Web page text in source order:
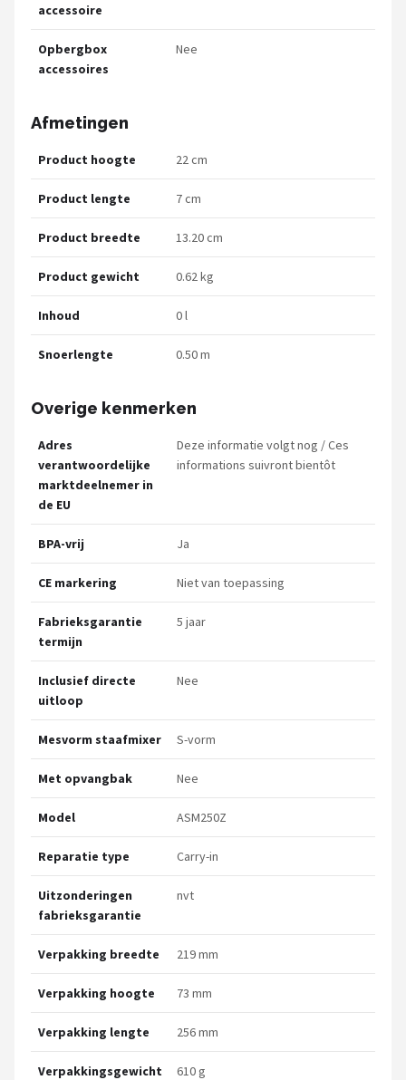
accessoire
Opbergbox
accessoires
Nee
Afmetingen
Product hoogte 22 cm
Product lengte 7 cm
Product breedte 13.20 cm
Product gewicht 0.62 kg
Inhoud 0 l
Snoerlengte 0.50 m
Overige kenmerken
Adres
verantwoordelijke
marktdeelnemer in
de EU
Deze informatie volgt nog / Ces
informations suivront bientôt
BPA-vrij Ja
CE markering Niet van toepassing
Fabrieksgarantie
termijn
5 jaar
Inclusief directe
uitloop
Nee
Mesvorm staafmixer S-vorm
Met opvangbak Nee
Model ASM250Z
Reparatie type Carry-in
Uitzonderingen
fabrieksgarantie
nvt
Verpakking breedte 219 mm
Verpakking hoogte 73 mm
Verpakking lengte 256 mm
Verpakkingsgewicht 610 g